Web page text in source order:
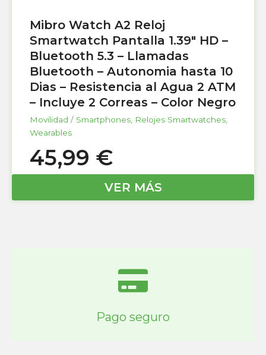
Mibro Watch A2 Reloj
Smartwatch Pantalla 1.39″ HD –
Bluetooth 5.3 – Llamadas
Bluetooth – Autonomia hasta 10
Dias – Resistencia al Agua 2 ATM
– Incluye 2 Correas – Color Negro
Movilidad / Smartphones Relojes Smartwatches
Wearables
45,99 €
VER MÁS
Pago seguro